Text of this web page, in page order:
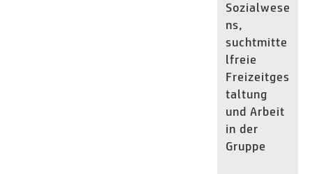
Sozialwese
ns,
suchtmitte
lfreie
Freizeitges
taltung
und Arbeit
in der
Gruppe